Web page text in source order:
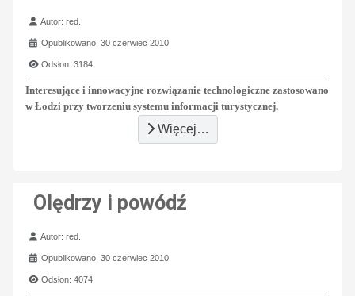
Szczegóły
Autor:red.
Opublikowano: 30 czerwiec 2010
Odsłon: 3184
Interesujące i innowacyjne rozwiązanie technologiczne zastosowano
w Łodzi przy tworzeniu systemu informacji turystycznej.
Więcej…
Olędrzy i powódź
Szczegóły
Autor:red.
Opublikowano: 30 czerwiec 2010
Odsłon: 4074